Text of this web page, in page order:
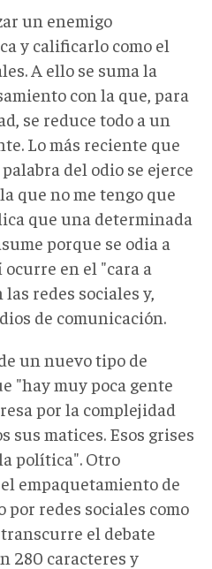
un enemigo
y calificarlo como el
A ello se suma la
con la que, para
se reduce todo a un
Lo más reciente que
del odio se ejerce
que no me tengo que
que una determinada
porque se odia a
en el "cara a
redes sociales y,
de comunicación.
un nuevo tipo de
"hay muy poca gente
por la complejidad
sus matices. Esos grises
política". Otro
empaquetamiento de
redes sociales como
el debate
280 caracteres y